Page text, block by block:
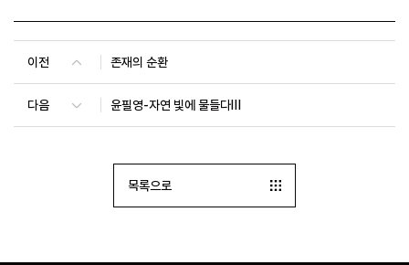
이전 존재의 순환
다음 윤필영-자연 빛에 물들다Ⅲ
목록으로